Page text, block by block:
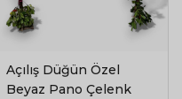
Açılış Düğün Özel
Beyaz Pano Çelenk